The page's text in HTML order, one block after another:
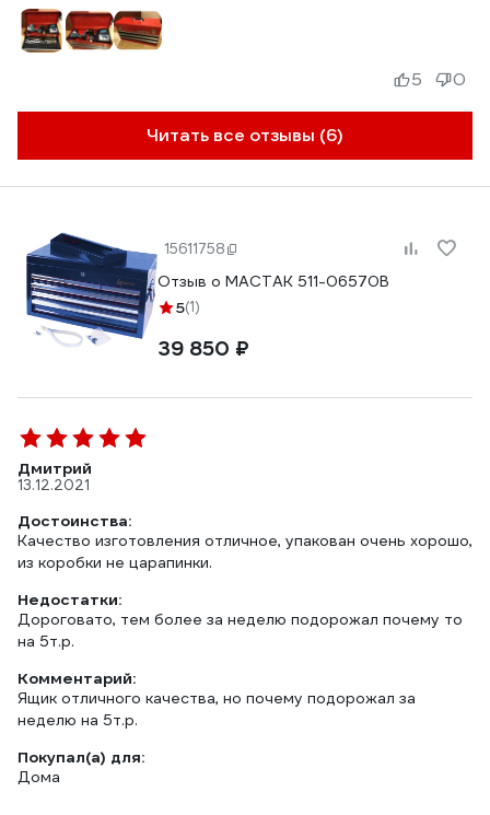
Читать все отзывы (6)
5 0
15611758
Отзыв о МАСТАК 511-06570B
5(1)
39 850 ₽
Дмитрий
13.12.2021
Достоинства:
Качество изготовления отличное, упакован очень хорошо,
из коробки не царапинки.
Недостатки:
Дороговато, тем более за неделю подорожал почему то
на 5т.р.
Комментарий:
Ящик отличного качества, но почему подорожал за
неделю на 5т.р.
Покупал(а) для:
Дома